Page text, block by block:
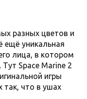
разных цветов и
ещё уникальная
лица, в котором
Space Marine 2
игры
так, что в ушах